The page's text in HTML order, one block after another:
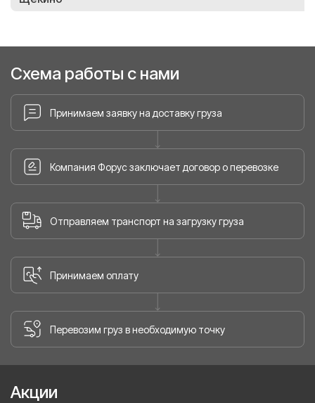
Схема работы с нами
Принимаем заявку на доставку груза
Компания Форус заключает договор о перевозке
Отправляем транспорт на загрузку груза
Принимаем оплату
Перевозим груз в необходимую точку
Акции